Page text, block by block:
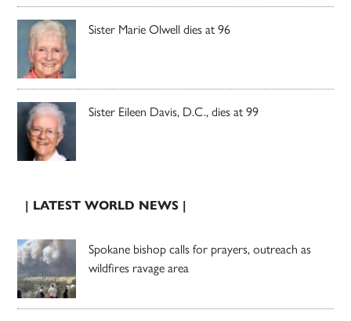
Sister Marie Olwell dies at 96
Sister Eileen Davis, D.C., dies at 99
| LATEST WORLD NEWS |
Spokane bishop calls for prayers, outreach as
wildfires ravage area